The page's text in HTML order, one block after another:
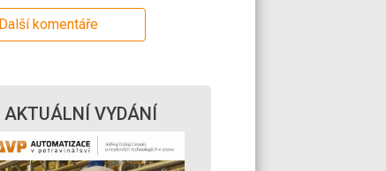
Další komentáře
AKTUÁLNÍ VYDÁNÍ